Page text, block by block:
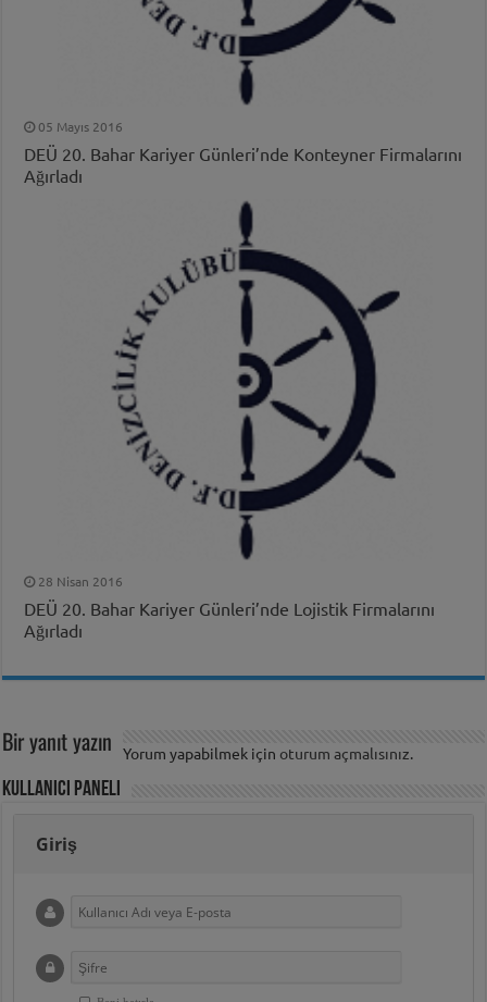
05 Mayıs 2016
DEÜ 20. Bahar Kariyer Günleri’nde Konteyner Firmalarını
Ağırladı
28 Nisan 2016
DEÜ 20. Bahar Kariyer Günleri’nde Lojistik Firmalarını
Ağırladı
Bir yanıt yazın Yorum yapabilmek için oturum açmalısınız.
Kullanıcı Paneli
Giriş